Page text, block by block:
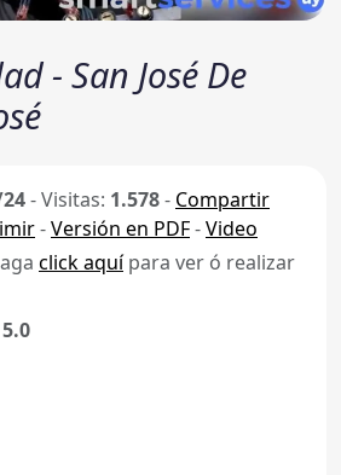
- San José De
-Visitas: 1.578- Compartir
-Versión en PDF-Video
click aquípara ver ó realizar
5.0